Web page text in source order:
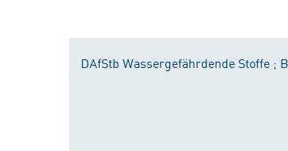
DAfStb Wassergefährdende Stoffe ;